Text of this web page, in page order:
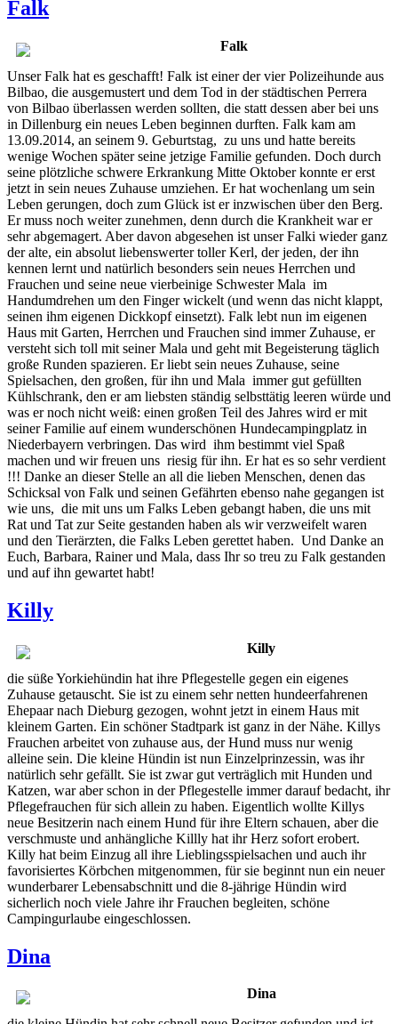
Falk
Falk
Unser Falk hat es geschafft! Falk ist einer der vier Polizeihunde aus
Bilbao, die ausgemustert und dem Tod in der städtischen Perrera
von Bilbao überlassen werden sollten, die statt dessen aber bei uns
in Dillenburg ein neues Leben beginnen durften. Falk kam am
13.09.2014, an seinem 9. Geburtstag, zu uns und hatte bereits
wenige Wochen später seine jetzige Familie gefunden. Doch durch
seine plötzliche schwere Erkrankung Mitte Oktober konnte er erst
jetzt in sein neues Zuhause umziehen. Er hat wochenlang um sein
Leben gerungen, doch zum Glück ist er inzwischen über den Berg.
Er muss noch weiter zunehmen, denn durch die Krankheit war er
sehr abgemagert. Aber davon abgesehen ist unser Falki wieder ganz
der alte, ein absolut liebenswerter toller Kerl, der jeden, der ihn
kennen lernt und natürlich besonders sein neues Herrchen und
Frauchen und seine neue vierbeinige Schwester Mala im
Handumdrehen um den Finger wickelt (und wenn das nicht klappt,
seinen ihm eigenen Dickkopf einsetzt). Falk lebt nun im eigenen
Haus mit Garten, Herrchen und Frauchen sind immer Zuhause, er
versteht sich toll mit seiner Mala und geht mit Begeisterung täglich
große Runden spazieren. Er liebt sein neues Zuhause, seine
Spielsachen, den großen, für ihn und Mala immer gut gefüllten
Kühlschrank, den er am liebsten ständig selbsttätig leeren würde und
was er noch nicht weiß: einen großen Teil des Jahres wird er mit
seiner Familie auf einem wunderschönen Hundecampingplatz in
Niederbayern verbringen. Das wird ihm bestimmt viel Spaß
machen und wir freuen uns riesig für ihn. Er hat es so sehr verdient
!!! Danke an dieser Stelle an all die lieben Menschen, denen das
Schicksal von Falk und seinen Gefährten ebenso nahe gegangen ist
wie uns, die mit uns um Falks Leben gebangt haben, die uns mit
Rat und Tat zur Seite gestanden haben als wir verzweifelt waren
und den Tierärzten, die Falks Leben gerettet haben. Und Danke an
Euch, Barbara, Rainer und Mala, dass Ihr so treu zu Falk gestanden
und auf ihn gewartet habt!
Killy
Killy
die süße Yorkiehündin hat ihre Pflegestelle gegen ein eigenes
Zuhause getauscht. Sie ist zu einem sehr netten hundeerfahrenen
Ehepaar nach Dieburg gezogen, wohnt jetzt in einem Haus mit
kleinem Garten. Ein schöner Stadtpark ist ganz in der Nähe. Killys
Frauchen arbeitet von zuhause aus, der Hund muss nur wenig
alleine sein. Die kleine Hündin ist nun Einzelprinzessin, was ihr
natürlich sehr gefällt. Sie ist zwar gut verträglich mit Hunden und
Katzen, war aber schon in der Pflegestelle immer darauf bedacht, ihr
Pflegefrauchen für sich allein zu haben. Eigentlich wollte Killys
neue Besitzerin nach einem Hund für ihre Eltern schauen, aber die
verschmuste und anhängliche Killly hat ihr Herz sofort erobert.
Killy hat beim Einzug all ihre Lieblingsspielsachen und auch ihr
favorisiertes Körbchen mitgenommen, für sie beginnt nun ein neuer
wunderbarer Lebensabschnitt und die 8-jährige Hündin wird
sicherlich noch viele Jahre ihr Frauchen begleiten, schöne
Campingurlaube eingeschlossen.
Dina
Dina